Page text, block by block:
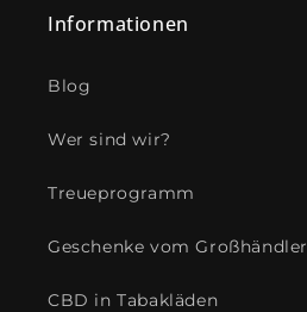
Informationen
Blog
Wer sind wir?
Treueprogramm
Geschenke vom Großhändler
CBD in Tabakläden